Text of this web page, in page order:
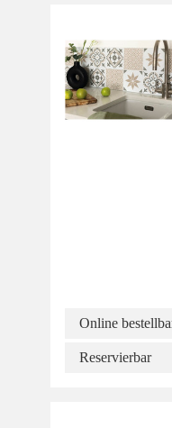
Online
Reservierbar